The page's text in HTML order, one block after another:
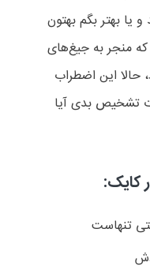
یا بهتر بگم بهتون
منجر به جیغ‌های
حالا این اضطراب
تشخیص بدی آیا
کایک:
تنهاست